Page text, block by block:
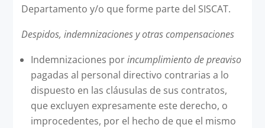
Departamento y/o que forme parte del SISCAT.
Despidos, indemnizaciones y otras compensaciones
Indemnizaciones porincumplimiento de preaviso
pagadas al personal directivo contrarias a lo
dispuesto en las cláusulas de sus contratos,
que excluyen expresamente este derecho, o
improcedentes, por el hecho de que el mismo